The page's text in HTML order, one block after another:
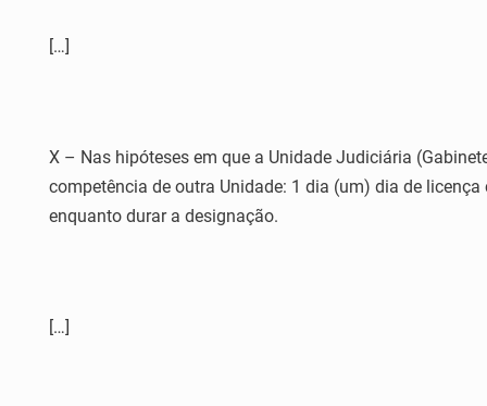
[…]
X – Nas hipóteses em que a Unidade Judiciária
competência de outra Unidade: 1 dia (um) dia de
enquanto durar a designação.
[…]